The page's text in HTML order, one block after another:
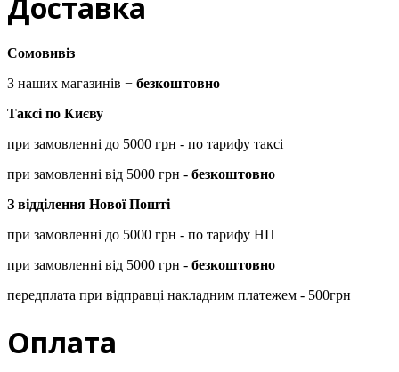
Сомовивіз
З наших магазинів − безкоштовно
Таксі по Києву
при замовленні до 5000 грн - по тарифу таксі
при замовленні від 5000 грн - безкоштовно
З відділення Нової Пошті
при замовленні до 5000 грн - по тарифу НП
при замовленні від 5000 грн - безкоштовно
передплата при відправці накладним платежем - 500грн
Оплата